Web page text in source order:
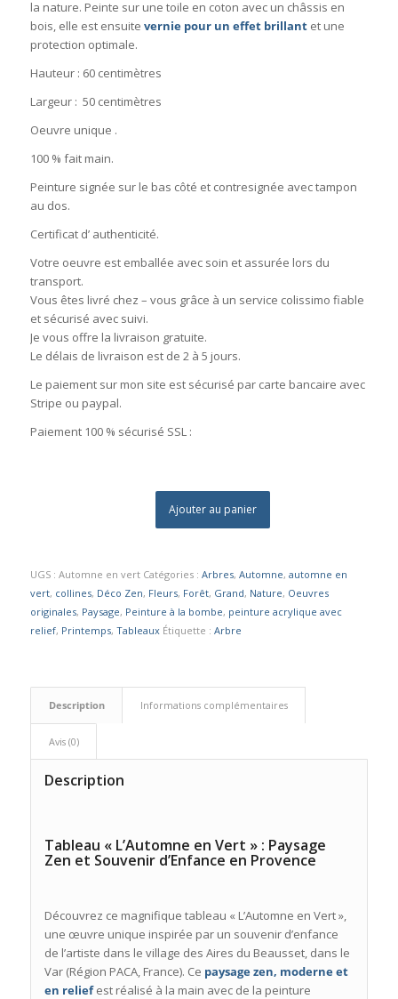
la nature. Peinte sur une toile en coton avec un châssis en
bois, elle est ensuite vernie pour un effet brillantet une
protection optimale.
Hauteur : 60 centimètres
Largeur : 50 centimètres
Oeuvre unique .
100 % fait main.
Peinture signée sur le bas côté et contresignée avec tampon
au dos.
Certificat d’ authenticité.
Votre oeuvre est emballée avec soin et assurée lors du
transport.
Vous êtes livré chez – vous grâce à un service colissimo fiable
et sécurisé avec suivi.
Je vous offre la livraison gratuite.
Le délais de livraison est de 2 à 5 jours.
Le paiement sur mon site est sécurisé par carte bancaire avec
Stripe ou paypal.
Paiement 100 % sécurisé SSL :
Ajouter au panier
UGS : Automne en vert Catégories : Arbres, Automne, automne en
vert, collines, Déco Zen, Fleurs, Forêt, Grand, Nature, Oeuvres
originales, Paysage, Peinture à la bombe, peinture acrylique avec
relief, Printemps, Tableaux Étiquette : Arbre
Description Informations complémentaires
Avis (0)
Description
Tableau « L’Automne en Vert » : Paysage
Zen et Souvenir d’Enfance en Provence
Découvrez ce magnifique tableau « L’Automne en Vert »,
une œuvre unique inspirée par un souvenir d’enfance
de l’artiste dans le village des Aires du Beausset, dans le
Var (Région PACA, France). Ce paysage zen, moderne et
en reliefest réalisé à la main avec de la peinture